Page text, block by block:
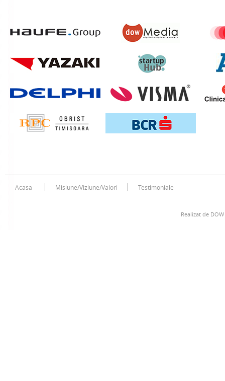
Acasa Misiune/Viziune/Valori Testimoniale
Realizat de